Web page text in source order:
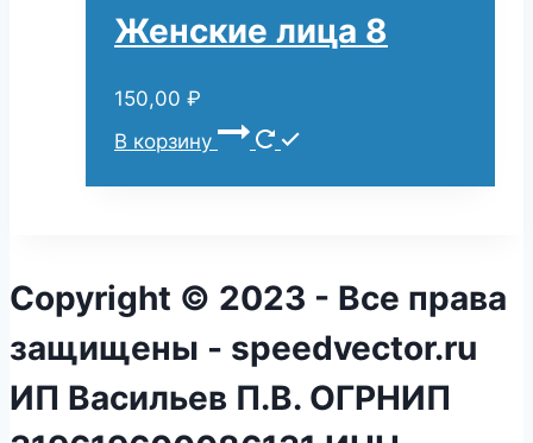
Женские лица 8
150,00 ₽
В корзину
Copyright © 2023 - Все права
защищены - speedvector.ru
ИП Васильев П.В. ОГРНИП